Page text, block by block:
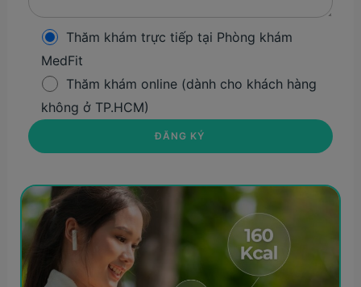
Thăm khám trực tiếp tại Phòng khám
MedFit
Thăm khám online (dành cho khách hàng
không ở TP.HCM)